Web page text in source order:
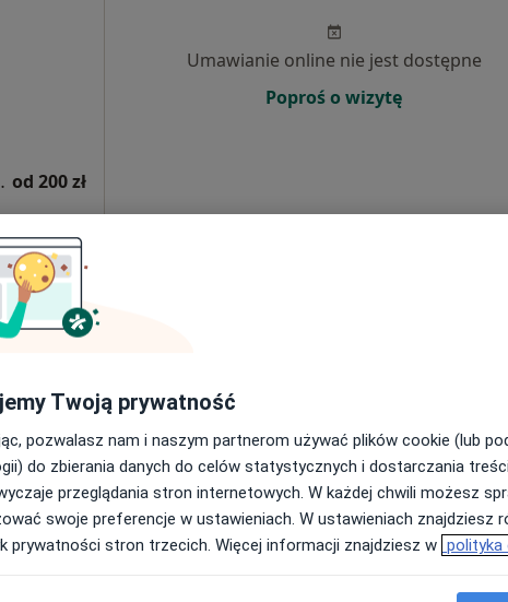
wizyta) od 200 zł
Umawianie online nie jest dostępne
Poproś o wizytę
od 200 zł
Umawianie online nie jest dostępne
Poproś o wizytę
Twoją prywatność
pozwalasz nam i naszym partnerom używać plików cookie (lub
do zbierania danych do celów statystycznych i dostarczania
przeglądania stron internetowych. W każdej chwili możesz
swoje preferencje w ustawieniach. W ustawieniach znajdziesz
prywatności stron trzecich. Więcej informacji znajdziesz w polityka